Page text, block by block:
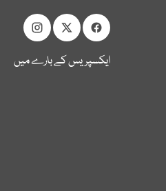
ایکسپریس کے بارے میں